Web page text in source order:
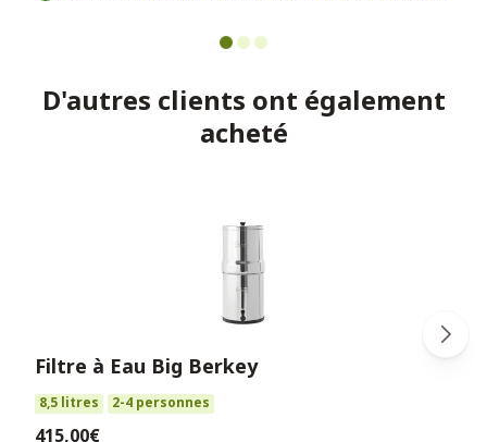
D'autres clients ont également
acheté
Filtre à Eau Big Berkey
8,5 litres 2-4 personnes
415,00€